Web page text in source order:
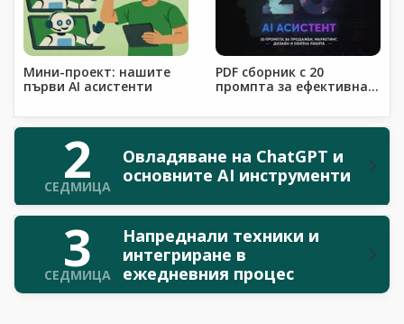
Мини-проект: нашите
първи AI асистенти
PDF сборник с 20
промпта за ефективна
2
СЕДМИЦА
Овладяване на ChatGPT и
основните AI инструменти
3
СЕДМИЦА
Напреднали техники и
интегриране в
ежедневния процес